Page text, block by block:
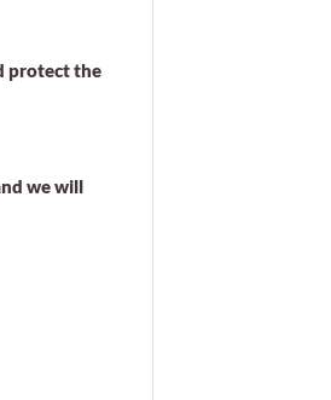
protect the
we will